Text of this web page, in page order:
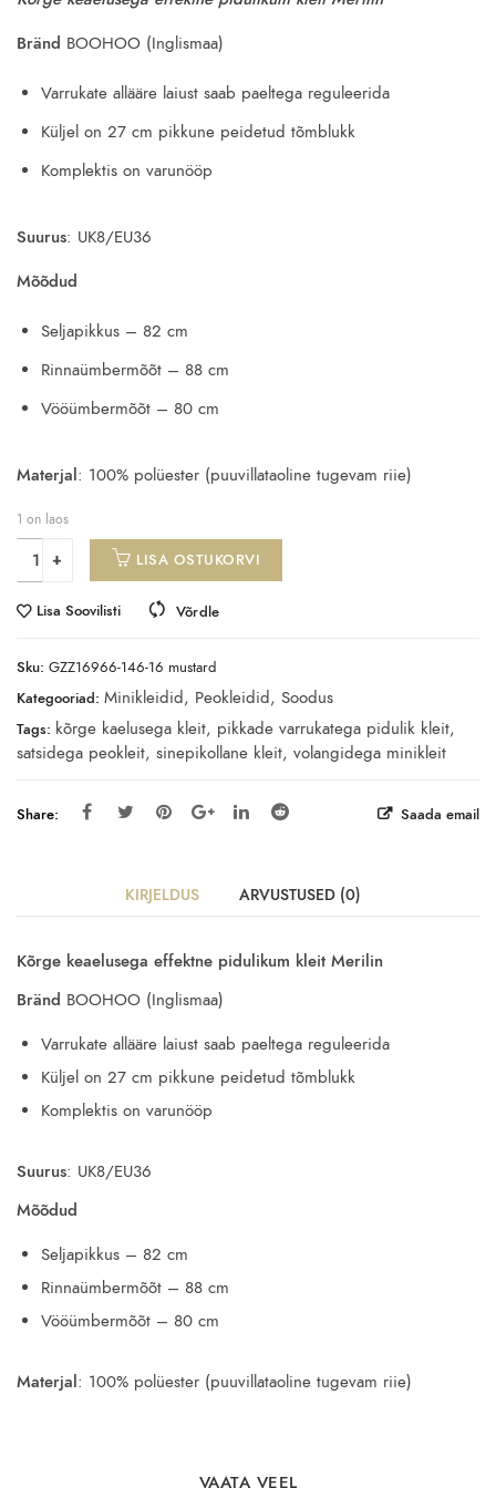
37.00€.18.50€.
Bränd BOOHOO (Inglismaa)
Varrukate allääre laiust saab paeltega reguleerida
Küljel on 27 cm pikkune peidetud tõmblukk
Komplektis on varunööp
Suurus: UK8/EU36
Mõõdud
Seljapikkus – 82 cm
Rinnaümbermõõt – 88 cm
Vööümbermõõt – 80 cm
Materjal: 100% polüester (puuvillataoline tugevam riie)
1 on laos
LISA OSTUKORVI
Lisa Soovilisti Võrdle
Sku: GZZ16966-146-16 mustard
Kategooriad: Minikleidid, Peokleidid, Soodus
Tags: kõrge kaelusega kleit, pikkade varrukatega pidulik kleit,
satsidega peokleit, sinepikollane kleit, volangidega minikleit
Share: Saada email
KIRJELDUS ARVUSTUSED (0)
Kõrge keaelusega effektne pidulikum kleit Merilin
Bränd BOOHOO (Inglismaa)
Varrukate allääre laiust saab paeltega reguleerida
Küljel on 27 cm pikkune peidetud tõmblukk
Komplektis on varunööp
Suurus: UK8/EU36
Mõõdud
Seljapikkus – 82 cm
Rinnaümbermõõt – 88 cm
Vööümbermõõt – 80 cm
Materjal: 100% polüester (puuvillataoline tugevam riie)
VAATA VEEL